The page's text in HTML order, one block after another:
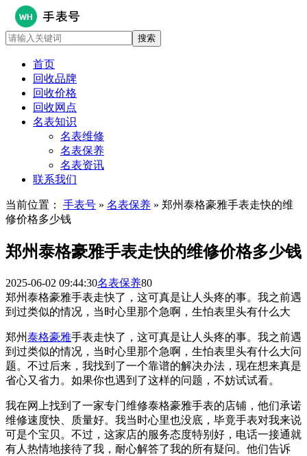
首页
回收品牌
回收价格
回收网点
名表知识
名表维修
名表保养
名表资讯
联系我们
当前位置： 手表号 » 名表保养 » 郑州泰格豪雅手表走快的维
修价格多少钱
郑州泰格豪雅手表走快的维修价格多少钱
2025-06-02 09:44:30名表保养80
郑州泰格豪雅手表走快了，这可真是让人头疼的事。我之前遇
到过类似的情况，当时心里那个急啊，生怕表里头有什么大
郑州泰格豪雅手表走快了，这可真是让人头疼的事。我之前遇
到过类似的情况，当时心里那个急啊，生怕表里头有什么大问
题。不过后来，我找到了一个靠谱的解决办法，现在想来真是
省心又省力。如果你也遇到了这样的问题，不妨试试看。
我在网上找到了一家专门维修泰格豪雅手表的店铺，他们承诺
维修速度快、质量好。我当时心里也没底，毕竟手表对我来说
可是个宝贝。不过，这家店的服务态度特别好，电话一接通就
有人热情地接待了我，耐心解答了我的所有疑问。他们告诉